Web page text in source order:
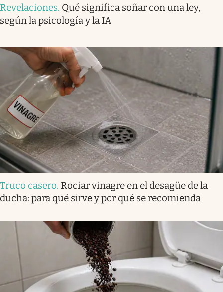
Revelaciones. Qué significa soñar con una ley,
según la psicología y la IA
Truco casero. Rociar vinagre en el desagüe de la
ducha: para qué sirve y por qué se recomienda